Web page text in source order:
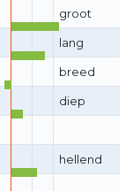
groot
lang
breed
diep
hellend